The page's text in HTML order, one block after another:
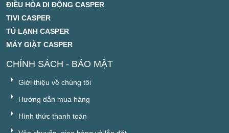
ĐIỀU HÒA DI ĐỘNG CASPER
TIVI CASPER
TỦ LẠNH CASPER
MÁY GIẶT CASPER
CHÍNH SÁCH - BẢO MẬT
Giới thiệu về chúng tôi
Hướng dẫn mua hàng
Hình thức thanh toán